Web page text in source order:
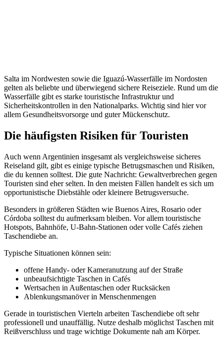
Salta im Nordwesten sowie die Iguazú-Wasserfälle im Nordosten
gelten als beliebte und überwiegend sichere Reiseziele. Rund um die
Wasserfälle gibt es starke touristische Infrastruktur und
Sicherheitskontrollen in den Nationalparks. Wichtig sind hier vor
allem Gesundheitsvorsorge und guter Mückenschutz.
Die häufigsten Risiken für Touristen
Auch wenn Argentinien insgesamt als vergleichsweise sicheres
Reiseland gilt, gibt es einige typische Betrugsmaschen und Risiken,
die du kennen solltest. Die gute Nachricht: Gewaltverbrechen gegen
Touristen sind eher selten. In den meisten Fällen handelt es sich um
opportunistische Diebstähle oder kleinere Betrugsversuche.
Besonders in größeren Städten wie Buenos Aires, Rosario oder
Córdoba solltest du aufmerksam bleiben. Vor allem touristische
Hotspots, Bahnhöfe, U-Bahn-Stationen oder volle Cafés ziehen
Taschendiebe an.
Typische Situationen können sein:
offene Handy- oder Kameranutzung auf der Straße
unbeaufsichtigte Taschen in Cafés
Wertsachen in Außentaschen oder Rucksäcken
Ablenkungsmanöver in Menschenmengen
Gerade in touristischen Vierteln arbeiten Taschendiebe oft sehr
professionell und unauffällig. Nutze deshalb möglichst Taschen mit
Reißverschluss und trage wichtige Dokumente nah am Körper.